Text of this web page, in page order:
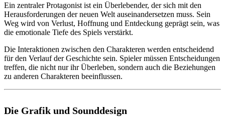
Ein zentraler Protagonist ist ein Überlebender, der sich mit den
Herausforderungen der neuen Welt auseinandersetzen muss. Sein
Weg wird von Verlust, Hoffnung und Entdeckung geprägt sein, was
die emotionale Tiefe des Spiels verstärkt.
Die Interaktionen zwischen den Charakteren werden entscheidend
für den Verlauf der Geschichte sein. Spieler müssen Entscheidungen
treffen, die nicht nur ihr Überleben, sondern auch die Beziehungen
zu anderen Charakteren beeinflussen.
Die Grafik und Sounddesign